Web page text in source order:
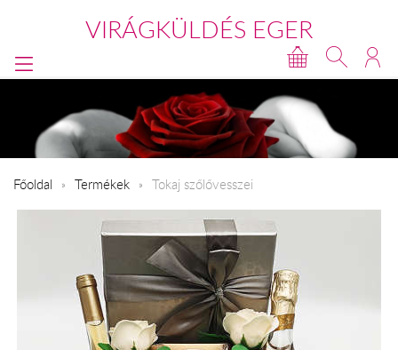
VIRÁGKÜLDÉS EGER
Főoldal Termékek Tokaj szőlővesszei